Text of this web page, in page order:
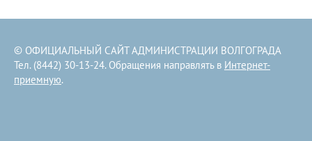
© ОФИЦИАЛЬНЫЙ САЙТ АДМИНИСТРАЦИИ ВОЛГОГРАДА
Тел. (8442) 30-13-24. Обращения направлять в Интернет-
приемную.